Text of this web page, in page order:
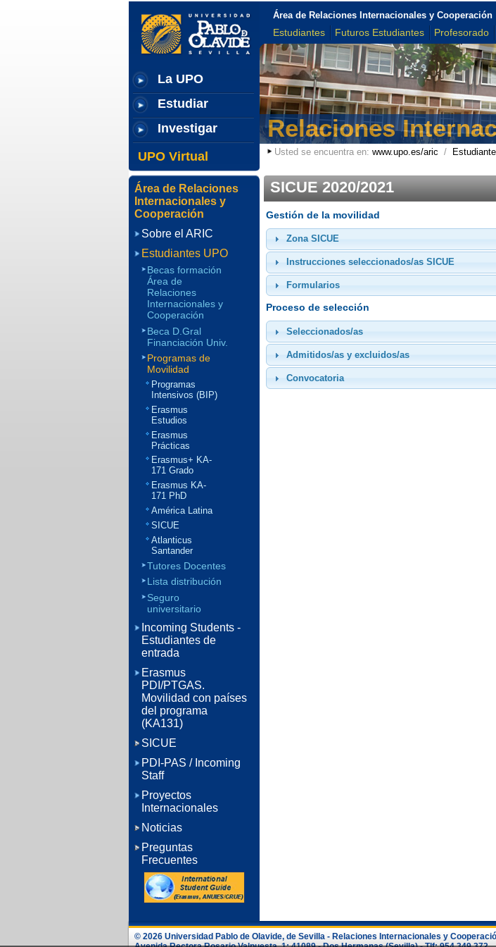
La UPO
Estudiar
Investigar
UPO Virtual
Área de Relaciones Internacionales y Cooperación
Estudiantes Futuros Estudiantes Profesorado
Relaciones
Usted se encuentra en: www.upo.es/aric /
SICUE 2020/2021
Gestión de la movilidad
Zona SICUE
Instrucciones seleccionados/as SICUE
Formularios
Proceso de selección
Seleccionados/as
Admitidos/as y excluidos/as
Convocatoria
Área de Relaciones
Internacionales y
Cooperación
Sobre el ARIC
Estudiantes UPO
Becas formación
Área de
Relaciones
Internacionales y
Cooperación
Beca D.Gral
Financiación Univ.
Programas de
Movilidad
Programas
Intensivos (BIP)
Erasmus
Estudios
Erasmus
Prácticas
Erasmus+ KA-
171 Grado
Erasmus KA-
171 PhD
América Latina
SICUE
Atlanticus
Santander
Tutores Docentes
Lista distribución
Seguro
universitario
Incoming Students -
Estudiantes de
entrada
Erasmus
PDI/PTGAS.
Movilidad con países
del programa
(KA131)
SICUE
PDI-PAS / Incoming
Staff
Proyectos
Internacionales
Noticias
Preguntas
Frecuentes
© 2026 Universidad Pablo de Olavide, de Sevilla - Relaciones Internacionales y